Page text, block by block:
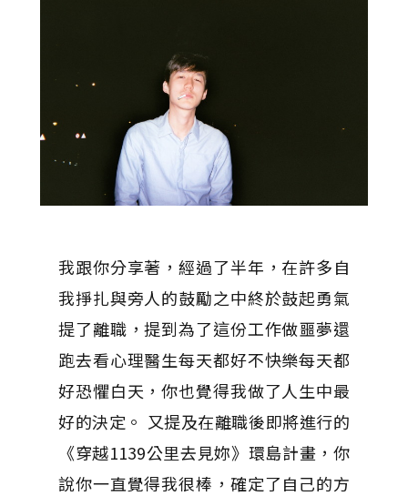
我跟你分享著，經過了半年，在許多自
我掙扎與旁人的鼓勵之中終於鼓起勇氣
提了離職，提到為了這份工作做噩夢還
跑去看心理醫生每天都好不快樂每天都
好恐懼白天，你也覺得我做了人生中最
好的決定。 又提及在離職後即將進行的
《穿越1139公里去見妳》環島計畫，你
說你一直覺得我很棒，確定了自己的方